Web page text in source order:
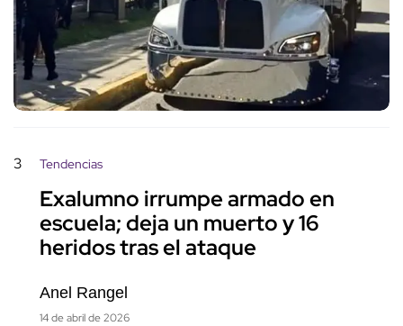
3 Tendencias
Exalumno irrumpe armado en
escuela; deja un muerto y 16
heridos tras el ataque
Anel Rangel
14 de abril de 2026